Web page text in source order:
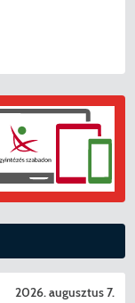
2026. augusztus 7.